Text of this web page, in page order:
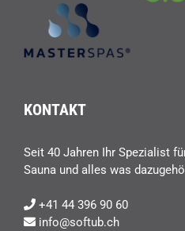
KONTAKT
Seit 40 Jahren Ihr Spezialist
Sauna und alles was
+41 44 396 90 60
info@softub.ch